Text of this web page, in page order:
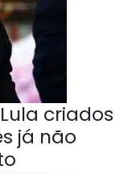
criados
já não